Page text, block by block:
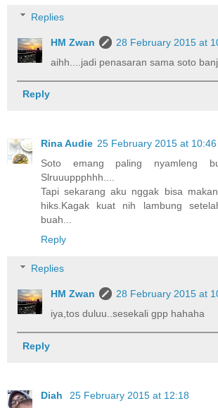
Replies
HM Zwan
28 February 2015 at
aihh....jadi penasaran sama soto
Reply
Rina Audie 25 February 2015 at 10:46
Soto emang paling nyamleng
Slruuuppphhh....
Tapi sekarang aku nggak bisa
hiks.Kagak kuat nih lambung
buah...
Reply
Replies
HM Zwan
28 February 2015 at
iya,tos duluu..sesekali gpp hahaha
Reply
Diah
25 February 2015 at 12:18